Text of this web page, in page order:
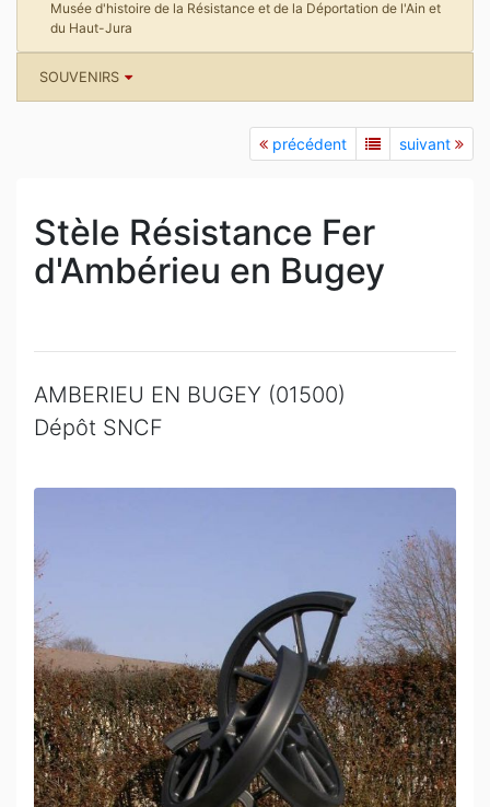
Musée d'histoire de la Résistance et de la Déportation de l'Ain et
du Haut-Jura
SOUVENIRS
précédent suivant
Stèle Résistance Fer
d'Ambérieu en Bugey
AMBERIEU EN BUGEY (01500)
Dépôt SNCF